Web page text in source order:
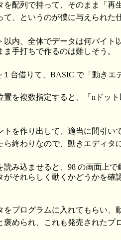
を配列で持って、そのまま「再
て、というのが僕に与えられた
以内、全体でデータは何バイ
手打ちで作るのは難しそう。
１台借りて、BASIC で「動き
置を複数指定すると、「nドッ
トを作り出して、適当に間引い
ら終わりなので、動きエディタ
読み込ませると、98 の画面上
がそれらしく動くかどうかを確
をプログラムに入れてもらい、
褒められ、これも発売されたプ